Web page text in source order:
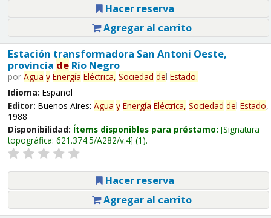
Hacer reserva
Agregar al carrito
Estación transformadora San Antoni Oeste,
provincia deRío Negro
por Agua y Energía Eléctrica, Sociedad del Estado.
Idioma: Español
Editor: Buenos Aires: Agua y Energía Eléctrica, Sociedad del Estado,
1988
Disponibilidad: Ítems disponibles para préstamo: Signatura
topográfica: 621.374.5/A282/v.4 (1).
Hacer reserva
Agregar al carrito